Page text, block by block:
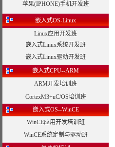
苹果(IPHONE)手机开发班
嵌入式OS-Linux
Linux应用开发班
嵌入式Linux系统开发班
嵌入式Linux驱动开发班
嵌入式CPU--ARM
ARM开发培训班
CortexM3+uC/OS培训班
嵌入式OS--WinCE
WinCE应用开发培训班
WinCE系统定制与驱动班